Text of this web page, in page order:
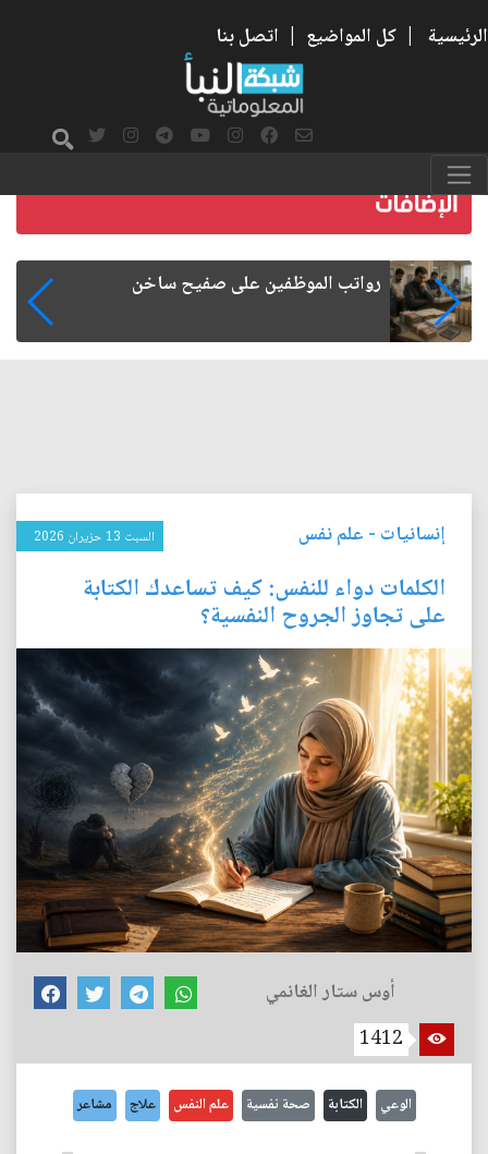
الرئيسية | كل المواضيع | اتصل بنا
رواتب الموظفين على صفيح ساخن
إنسانيات - علم نفس السبت 13 حزيران 2026
الكلمات دواء للنفس: كيف تساعدك الكتابة
على تجاوز الجروح النفسية؟
أوس ستار الغانمي
1412
الوعي الكتابة صحة نفسية علم النفس علاج مشاعر